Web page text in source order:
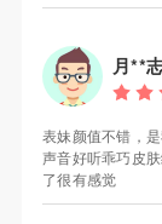
月**
表妹颜值不错，
声音好听乖巧皮
了很有感觉